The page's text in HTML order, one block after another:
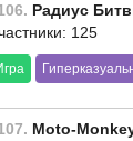
Радиус
125
Moto-